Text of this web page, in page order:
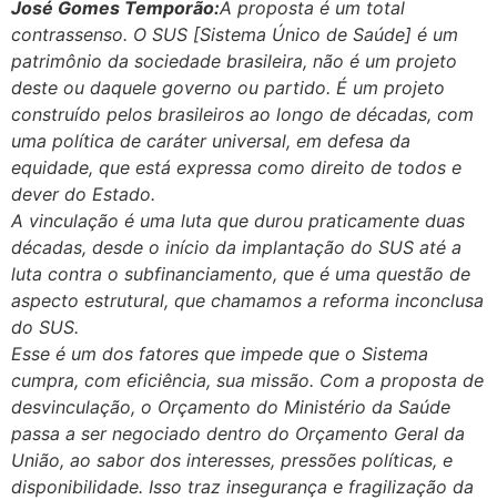
José Gomes Temporão:A proposta é um total
contrassenso. O SUS [Sistema Único de Saúde] é um
patrimônio da sociedade brasileira, não é um projeto
deste ou daquele governo ou partido. É um projeto
construído pelos brasileiros ao longo de décadas, com
uma política de caráter universal, em defesa da
equidade, que está expressa como direito de todos e
dever do Estado.
A vinculação é uma luta que durou praticamente duas
décadas, desde o início da implantação do SUS até a
luta contra o subfinanciamento, que é uma questão de
aspecto estrutural, que chamamos a reforma inconclusa
do SUS.
Esse é um dos fatores que impede que o Sistema
cumpra, com eficiência, sua missão. Com a proposta de
desvinculação, o Orçamento do Ministério da Saúde
passa a ser negociado dentro do Orçamento Geral da
União, ao sabor dos interesses, pressões políticas, e
disponibilidade. Isso traz insegurança e fragilização da